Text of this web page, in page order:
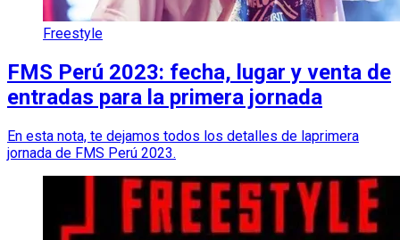
Freestyle
FMS Perú 2023: fecha, lugar y venta de
entradas para la primera jornada
En esta nota, te dejamos todos los detalles de laprimera
jornada de FMS Perú 2023.